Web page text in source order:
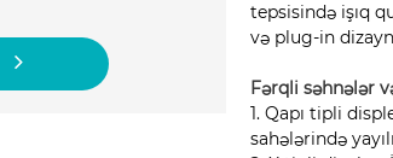
tepsisində işıq
və plug-in
Fərqli səhnələr
1. Qapı tipli
sahələrində